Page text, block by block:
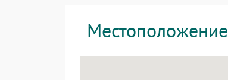
Местоположение